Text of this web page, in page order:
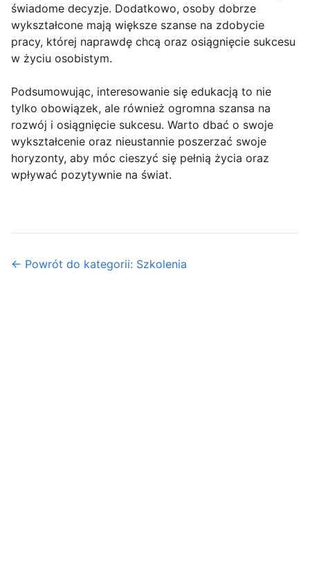
świadome decyzje. Dodatkowo, osoby dobrze
wykształcone mają większe szanse na zdobycie
pracy, której naprawdę chcą oraz osiągnięcie sukcesu
w życiu osobistym.
Podsumowując, interesowanie się edukacją to nie
tylko obowiązek, ale również ogromna szansa na
rozwój i osiągnięcie sukcesu. Warto dbać o swoje
wykształcenie oraz nieustannie poszerzać swoje
horyzonty, aby móc cieszyć się pełnią życia oraz
wpływać pozytywnie na świat.
← Powrót do kategorii: Szkolenia